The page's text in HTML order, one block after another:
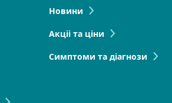
Новини
Акціі та ціни
Симптоми та діагнози